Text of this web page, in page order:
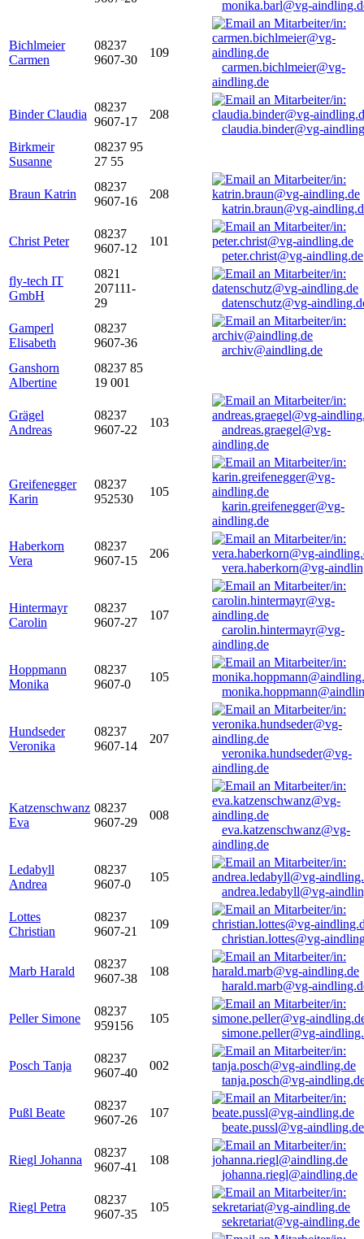
monika.barl@vg-
Bichlmeier
Carmen
08237
9607-30
109
carmen.bichlmeier@vg-
aindling.de
Binder Claudia
08237
9607-17
208
claudia.binder@vg-
Birkmeir
Susanne
08237 95
27 55
Braun Katrin
08237
9607-16
208
katrin.braun@vg-
Christ Peter
08237
9607-12
101
peter.christ@vg-aindling.de
fly-tech IT
GmbH
0821
207111-
29
datenschutz@vg-
Gamperl
Elisabeth
08237
9607-36
archiv@aindling.de
Ganshorn
Albertine
08237 85
19 001
Grägel
Andreas
08237
9607-22
103
andreas.graegel@vg-
aindling.de
Greifenegger
Karin
08237
952530
105
karin.greifenegger@vg-
aindling.de
Haberkorn
Vera
08237
9607-15
206
vera.haberkorn@vg-
Hintermayr
Carolin
08237
9607-27
107
carolin.hintermayr@vg-
aindling.de
Hoppmann
Monika
08237
9607-0
105
Hundseder
Veronika
08237
9607-14
207
veronika.hundseder@vg-
aindling.de
Katzenschwanz
Eva
08237
9607-29
008
eva.katzenschwanz@vg-
aindling.de
Ledabyll
Andrea
08237
9607-0
105
andrea.ledabyll@vg-
Lottes
Christian
08237
9607-21
109
christian.lottes@vg-
Marb Harald
08237
9607-38
108
harald.marb@vg-
Peller Simone
08237
959156
105
simone.peller@vg-
Posch Tanja
08237
9607-40
002
tanja.posch@vg-
Pußl Beate
08237
9607-26
107
beate.pussl@vg-aindling.de
Riegl Johanna
08237
9607-41
108
johanna.riegl@aindling.de
Riegl Petra
08237
9607-35
105
sekretariat@vg-aindling.de